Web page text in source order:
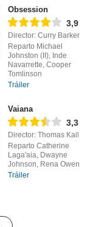
Obsession
3,9
Director: Curry Barker
Reparto Michael
Johnston (II), Inde
Navarrette, Cooper
Tomlinson
Tráiler
Vaiana
3,3
Director: Thomas Kail
Reparto Catherine
Laga'aia, Dwayne
Johnson, Rena Owen
Tráiler